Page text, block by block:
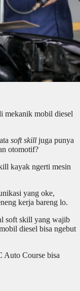
mekanik mobil diesel
soft skill juga punya
otomotif?
kayak ngerti mesin
yang oke,
kerja bareng lo.
soft skill yang wajib
diesel bisa ngebut
Auto Course bisa